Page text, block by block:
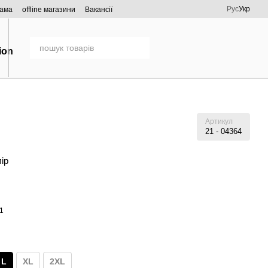
offline магазини Вакансії РусУкр
Артикул
21 - 04364
L XL 2XL